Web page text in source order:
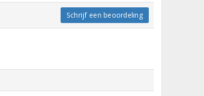
Schrijf een beoordeling